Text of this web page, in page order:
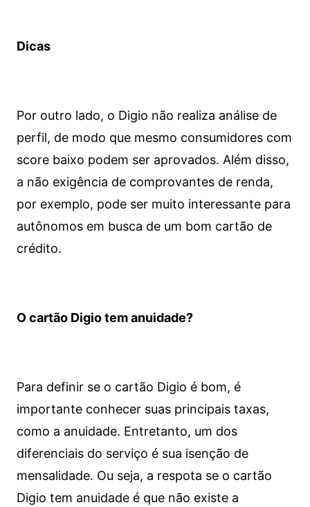
Dicas
Por outro lado, o Digio não realiza análise de
perfil, de modo que mesmo consumidores com
score baixo podem ser aprovados. Além disso,
a não exigência de comprovantes de renda,
por exemplo, pode ser muito interessante para
autônomos em busca de um bom cartão de
crédito.
O cartão Digio tem anuidade?
Para definir se o cartão Digio é bom, é
importante conhecer suas principais taxas,
como a anuidade. Entretanto, um dos
diferenciais do serviço é sua isenção de
mensalidade. Ou seja, a respota se o cartão
Digio tem anuidade é que não existe a